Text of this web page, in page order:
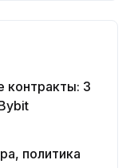
контракты: 3
политика